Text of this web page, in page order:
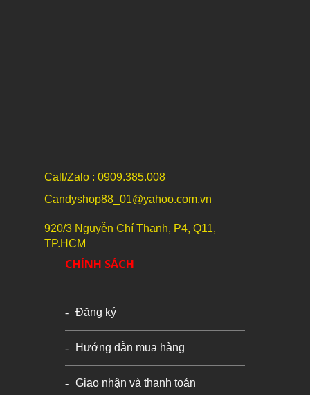
Call/Zalo : 0909.385.008
Candyshop88_01@yahoo.com.vn
920/3 Nguyễn Chí Thanh, P4, Q11,
TP.HCM
CHÍNH SÁCH
Đăng ký
Hướng dẫn mua hàng
Giao nhận và thanh toán